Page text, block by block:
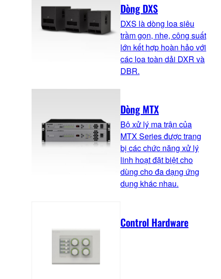
Dòng DXS
DXS là dòng loa siêu
trầm gọn, nhẹ, công suất
lớn kết hợp hoàn hảo với
các loa toàn dải DXR và
DBR.
Dòng MTX
Bộ xử lý ma trận của
MTX Series được trang
bị các chức năng xử lý
linh hoạt đặt biệt cho
dùng cho đa dạng ứng
dụng khác nhau.
Control Hardware